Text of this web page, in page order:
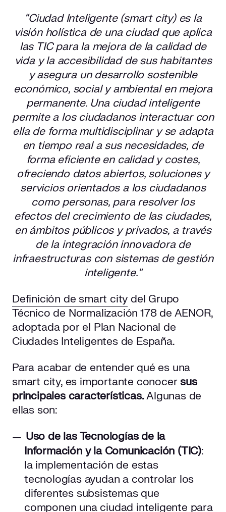
“Ciudad Inteligente (smart city) es la
visión holística de una ciudad que aplica
las TIC para la mejora de la calidad de
vida y la accesibilidad de sus habitantes
y asegura un desarrollo sostenible
económico, social y ambiental en mejora
permanente. Una ciudad inteligente
permite a los ciudadanos interactuar con
ella de forma multidisciplinar y se adapta
en tiempo real a sus necesidades, de
forma eficiente en calidad y costes,
ofreciendo datos abiertos, soluciones y
servicios orientados a los ciudadanos
como personas, para resolver los
efectos del crecimiento de las ciudades,
en ámbitos públicos y privados, a través
de la integración innovadora de
infraestructuras con sistemas de gestión
inteligente.”
Definición de smart city del Grupo
Técnico de Normalización 178 de AENOR,
adoptada por el Plan Nacional de
Ciudades Inteligentes de España.
Para acabar de entender qué es una
smart city, es importante conocersus
principales características.Algunas de
ellas son:
Uso de las Tecnologías de la
Información y la Comunicación (TIC):
la implementación de estas
tecnologías ayudan a controlar los
diferentes subsistemas que
componen una ciudad inteligente para